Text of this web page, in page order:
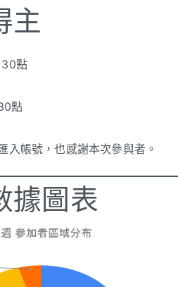
主
點
點
入帳號，也感謝本次參與者。
據圖表